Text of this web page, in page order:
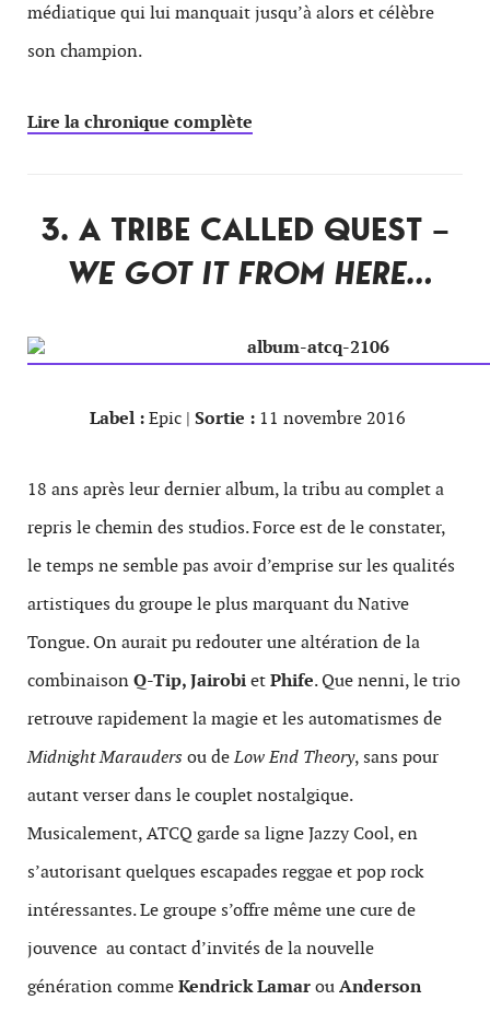
médiatique qui lui manquait jusqu’à alors et célèbre
son champion.
Lire la chronique complète
3. A TRIBE CALLED QUEST –
WE GOT IT FROM HERE…
Label :Epic | Sortie :11 novembre 2016
18 ans après leur dernier album, la tribu au complet a
repris le chemin des studios. Force est de le constater,
le temps ne semble pas avoir d’emprise sur les qualités
artistiques du groupe le plus marquant du Native
Tongue. On aurait pu redouter une altération de la
combinaisonQ-Tip, JairobietPhife. Que nenni, le trio
retrouve rapidement la magie et les automatismes de
Midnight Marauders ou deLow End Theory, sans pour
autant verser dans le couplet nostalgique.
Musicalement, ATCQ garde sa ligne Jazzy Cool, en
s’autorisant quelques escapades reggae et pop rock
intéressantes. Le groupe s’offre même une cure de
jouvence au contact d’invités de la nouvelle
génération commeKendrick LamarouAnderson